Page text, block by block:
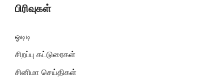
பிரிவுகள்
ஓடிடி
சிறப்பு கட்டுரைகள்
சினிமா செய்திகள்